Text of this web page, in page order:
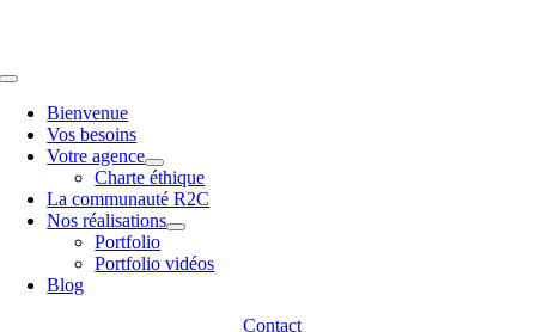
Toggle
NavigationBienvenue
Vos besoins
Votre agence
Charte éthique
La communauté R2C
Nos réalisations
Portfolio
Portfolio vidéos
Blog
Contact